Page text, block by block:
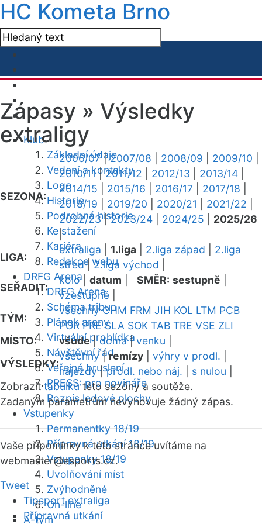
HC Kometa Brno
Klub
Základní údaje
Vedení a kontakty
Logo
Historie
Podrobná historie
Ke stažení
Kariéra
Redakce webu
DRFG Arena
DRFG Arena
Schéma tribun
Plánek areny
Virtuální prohlídka
Návštěvní řád
Veřejné bruslení
PRESS: pro novináře
Rozpis ledové plochy
Vstupenky
Permanentky 18/19
Přípravná utkání 18/19
Vstupenky 18/19
Uvolňování míst
Zvýhodněné
On-line
A-tým
Zápasy » Výsledky
extraligy
SEZONA:
2006/07|2007/08 2008/09 2009/10
2010/11|2011/12 2012/13 2013/14
2014/15
2015/16 2016/17 2017/18
2018/19
2019/20 2020/21 2021/22
2022/23|2023/24 2024/25
2025/26
|
LIGA:
extraliga 1.liga 2.liga západ
2.liga
střed|2.liga východ
SEŘADIT:
kolo| datum SMĚR: sestupně
vzestupně
TÝM:
všechny CHM FRM JIH KOL LTM PCB
POR PRE SLA SOK TAB TRE VSE ZLI
MÍSTO:
všude|doma|venku
VÝSLEDKY:
všechny|remízy výhry v prodl.
nájezdy|prodl. nebo náj. s nulou
Zobrazittabulkutéto sezóny a soutěže.
Zadaným parametrům nevyhovuje žádný zápas.
Vaše připomínky k této stránce uvítáme na
webmaster@esports.cz.
Tweet
Tipsport extraliga
Přípravná utkání